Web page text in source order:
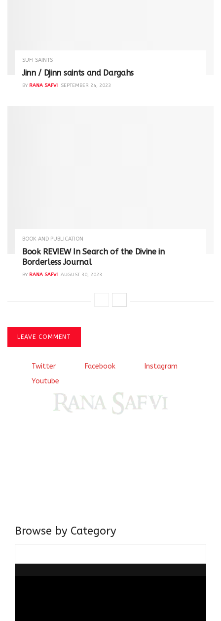
SUFI SAINTS
Jinn / Djinn saints and Dargahs
BY RANA SAFVI SEPTEMBER 24, 2023
BOOK AND PUBLICATION
Book REVIEW In Search of the Divine in
Borderless Journal
BY RANA SAFVI AUGUST 30, 2023
LEAVE COMMENT
Twitter Facebook
Instagram
Youtube
Browse by Category